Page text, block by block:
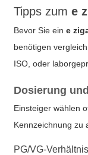
Tipps zume
Bevor Sie eine
benötigen
ISO, oder
Dosierung
Einsteiger wählen
Kennzeichnung zu
PG/VG-Verhältnis